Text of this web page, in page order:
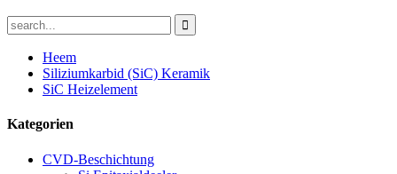
Heem
Siliziumkarbid (SiC) Keramik
SiC Heizelement
Kategorien
CVD-Beschichtung